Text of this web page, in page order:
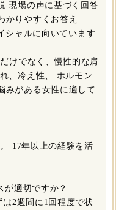
現場の声に基づく回答
かりやすくお答え
シャルに向いています
けでなく、慢性的な肩
、冷え性、 ホルモン
みがある女性に適して
17年以上の経験を活
が適切ですか？
2週間に1回程度で状